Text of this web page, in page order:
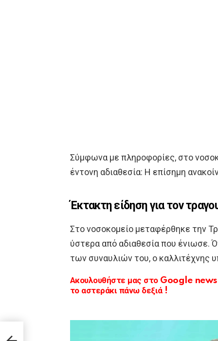
Σύμφωνα με πληροφορίες, στο
έντονη αδιαθεσία: Η επίσημη
Έκτακτη είδηση για τον
Στο νοσοκομείο μεταφέρθηκε την
ύστερα από αδιαθεσία που
των συναυλιών του, ο καλλιτέχνης
Ακουλουθήστε μας στο Google
το αστεράκι πάνω δεξιά !